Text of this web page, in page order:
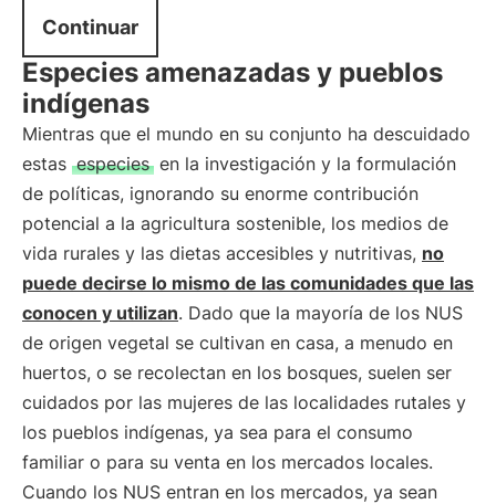
Continuar
Especies amenazadas y pueblos
indígenas
Mientras que el mundo en su conjunto ha descuidado
estas especies en la investigación y la formulación
de políticas, ignorando su enorme contribución
potencial a la agricultura sostenible, los medios de
vida rurales y las dietas accesibles y nutritivas, no
puede decirse lo mismo de las comunidades que las
conocen y utilizan. Dado que la mayoría de los NUS
de origen vegetal se cultivan en casa, a menudo en
huertos, o se recolectan en los bosques, suelen ser
cuidados por las mujeres de las localidades rutales y
los pueblos indígenas, ya sea para el consumo
familiar o para su venta en los mercados locales.
Cuando los NUS entran en los mercados, ya sean